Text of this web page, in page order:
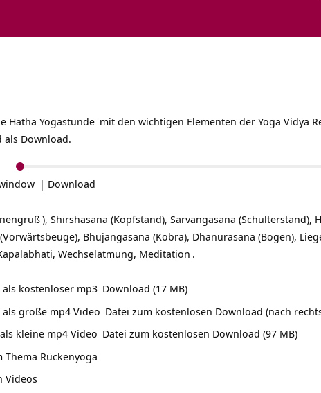
Hatha Yogastunde mit den wichtigen Elementen der Yoga Vidya
Download.
| Download
), Shirshasana (Kopfstand), Sarvangasana (Schulterstand),
Bhujangasana (Kobra), Dhanurasana (Bogen),
Wechselatmung, Meditation .
kostenloser mp3 Download (17 MB)
große mp4 Video Datei zum kostenlosen Download (nach
kleine mp4 Video Datei zum kostenlosen Download (97 MB)
Thema Rückenyoga
Videos